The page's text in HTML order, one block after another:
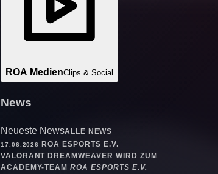
ROA MedienClips & Social
News
Neueste NewsALLE NEWS
17.06.2026
ROA ESPORTS E.V.
VALORANT DREAMWEAVER WIRD ZUM
ACADEMY-TEAM ROA ESPORTS E.V.